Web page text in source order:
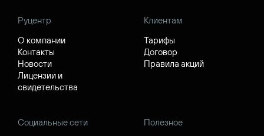
Руцентр
О компании
Контакты
Новости
Лицензии и
свидетельства
Клиентам
Тарифы
Договор
Правила акций
Социальные сети
Полезное